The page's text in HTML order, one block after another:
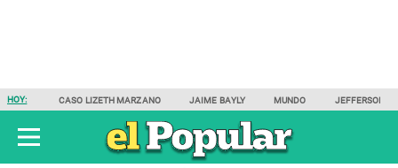
HOY: CASO LIZETH MARZANO JAIME BAYLY MUNDO JEFFERSON